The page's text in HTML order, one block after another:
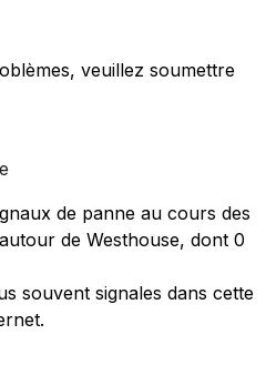
veuillez soumettre
de panne au cours des
de Westhouse, dont 0
souvent signales dans cette